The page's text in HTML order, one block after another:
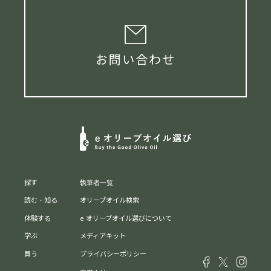
お問い合わせ
探す
読む・知る
体験する
学ぶ
買う
執筆者一覧
オリーブオイル検索
e オリーブオイル選びについて
メディアキット
プライバシーポリシー